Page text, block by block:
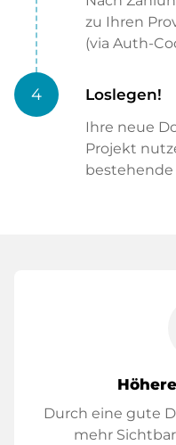
zu Ihren
(via Auth-
4 Loslegen!
Ihre neue
Projekt
Durch eine gute
mehr